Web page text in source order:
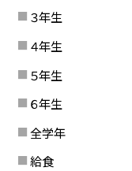
３年生
４年生
５年生
６年生
全学年
給食